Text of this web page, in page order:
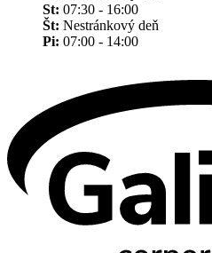
St: 07:30 - 16:00
Št: Nestránkový deň
Pi: 07:00 - 14:00